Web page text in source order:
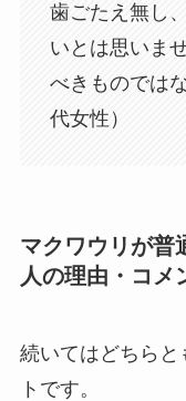
歯ごたえ無し
いとは思いま
べきものでは
代女性）
マクワウリが普
人の理由・コメ
続いてはどちら
トです。